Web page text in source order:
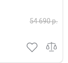
54 690 р.